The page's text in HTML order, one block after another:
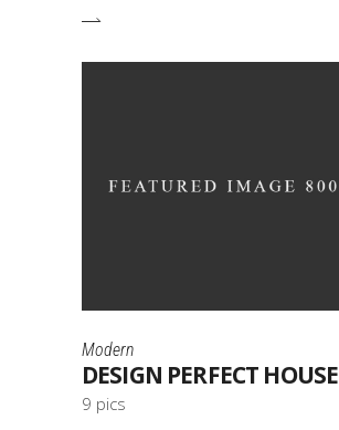
Modern
DESIGN PERFECT HOUSE
9 pics